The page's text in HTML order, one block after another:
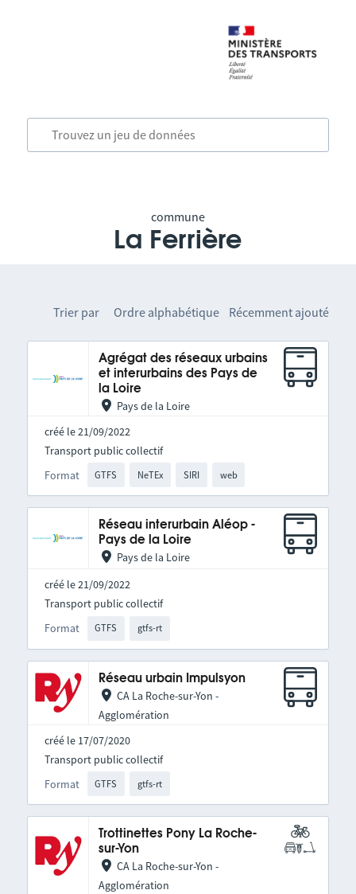
commune
La Ferrière
Trier par Ordre alphabétique Récemment ajouté
Agrégat des réseaux urbains
et interurbains des Pays de
la Loire
Pays de la Loire
créé le 21/09/2022
Format GTFS NeTEx SIRI web
Transport public collectif
Réseau interurbain Aléop -
Pays de la Loire
Pays de la Loire
créé le 21/09/2022
Format GTFS gtfs-rt
Transport public collectif
Réseau urbain Impulsyon
CA La Roche-sur-Yon -
Agglomération
créé le 17/07/2020
Format GTFS gtfs-rt
Transport public collectif
Trottinettes Pony La Roche-
sur-Yon
CA La Roche-sur-Yon -
Agglomération